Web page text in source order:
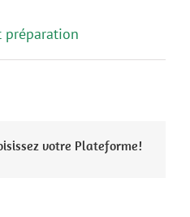
préparation
votre Plateforme!